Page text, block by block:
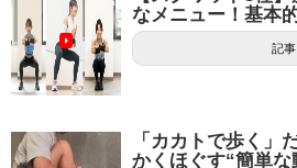
なメニュー！基本
記
「カカトで歩く」
かくほぐす“簡単な